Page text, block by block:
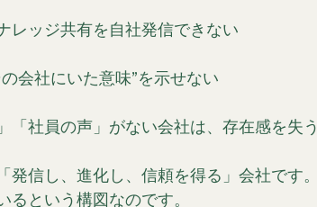
レッジ共有を自社発信できない
会社にいた意味”を示せない
社員の声」がない会社は、存在感を失う
信し、進化し、信頼を得る」会社です。
という構図なのです。